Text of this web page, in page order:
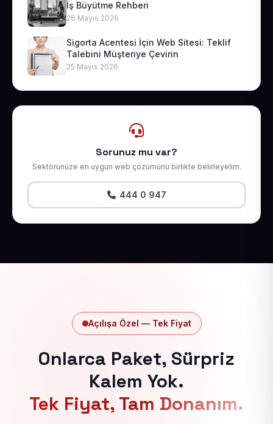
İş Büyütme Rehberi
26 Mayıs 2026
Sigorta Acentesi İçin Web Sitesi: Teklif
Talebini Müşteriye Çevirin
25 Mayıs 2026
Sorunuz mu var?
Sektörünüze en uygun web çözümünü birlikte belirleyelim.
444 0 947
Açılışa Özel — Tek Fiyat
Onlarca Paket, Sürpriz
Kalem Yok.
Tek Fiyat, Tam Donanım.